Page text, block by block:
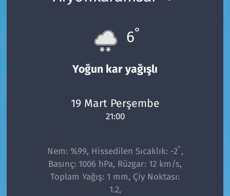
6°
Yoğun kar yağışlı
19 Mart Perşembe
21:00
Nem: %99, Hissedilen Sıcaklık: -2° ,
Basınç: 1006 hPa, Rüzgar: 12 km/s,
Toplam Yağış: 1 mm, Çiy Noktası:
1.2,